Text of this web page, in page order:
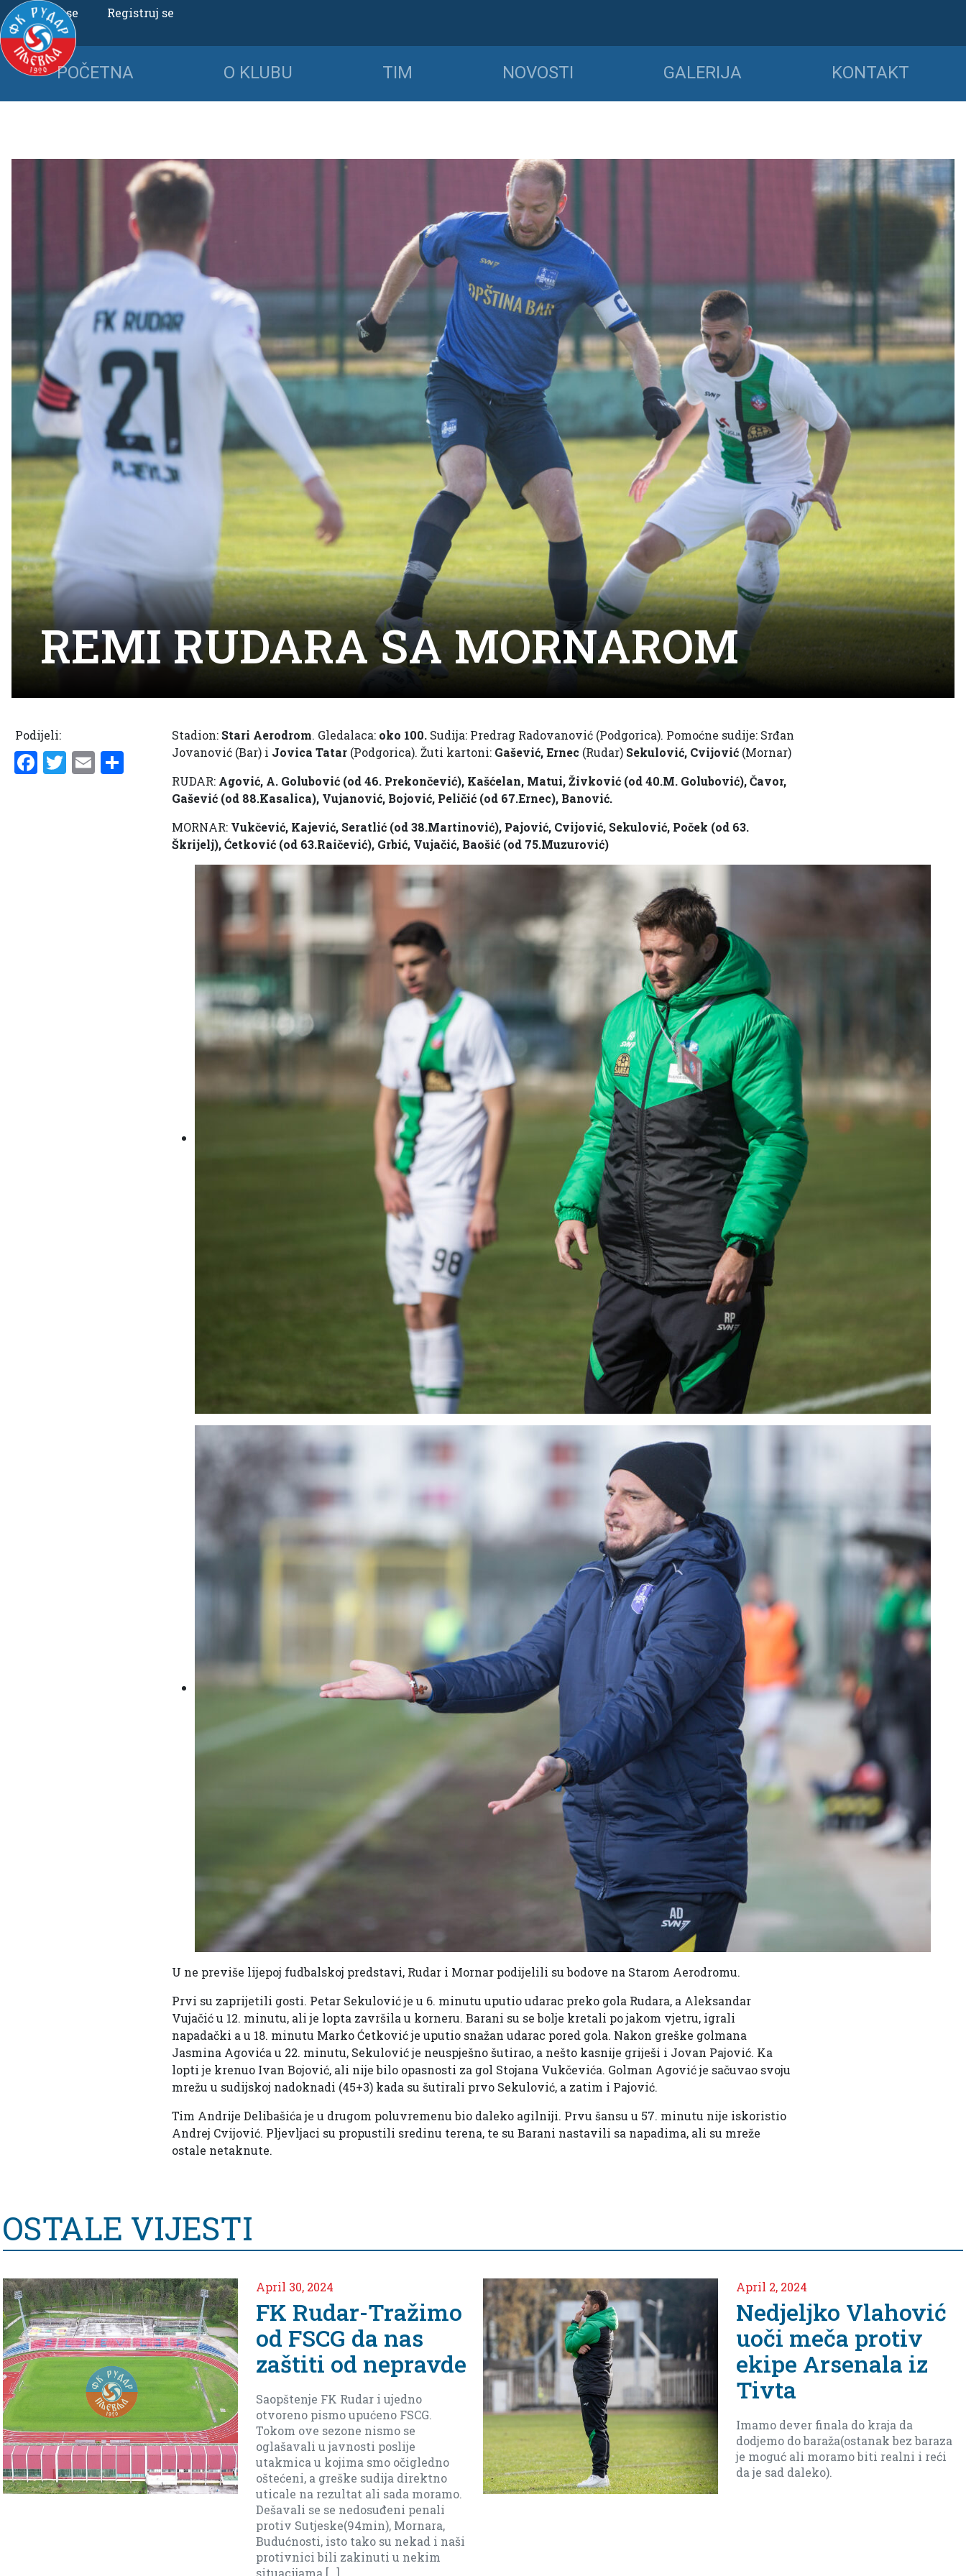
Uloguj se Registruj se
POČETNA O KLUBU TIM NOVOSTI GALERIJA KONTAKT
REMI RUDARA SA MORNAROM
Podijeli:
Facebook
Twitter
EmailShare
Stadion: Stari Aerodrom. Gledalaca: oko 100.Sudija: Predrag Radovanović (Podgorica). Pomoćne sudije: Srđan
Jovanović (Bar) i Jovica Tatar(Podgorica). Žuti kartoni: Gašević, Ernec (Rudar) Sekulović, Cvijović (Mornar)
RUDAR: Agović, A. Golubović (od 46. Prekončević), Kašćelan, Matui, Živković (od 40.M. Golubović), Čavor,
Gašević (od 88.Kasalica), Vujanović, Bojović, Peličić (od 67.Ernec), Banović.
MORNAR: Vukčević, Kajević, Seratlić (od 38.Martinović), Pajović, Cvijović, Sekulović, Poček (od 63.
Škrijelj), Ćetković (od 63.Raičević), Grbić, Vujačić, Baošić (od 75.Muzurović)
U ne previše lijepoj fudbalskoj predstavi, Rudar i Mornar podijelili su bodove na Starom Aerodromu.
Prvi su zaprijetili gosti. Petar Sekulović je u 6. minutu uputio udarac preko gola Rudara, a Aleksandar
Vujačić u 12. minutu, ali je lopta završila u korneru. Barani su se bolje kretali po jakom vjetru, igrali
napadački a u 18. minutu Marko Ćetković je uputio snažan udarac pored gola. Nakon greške golmana
Jasmina Agovića u 22. minutu, Sekulović je neuspješno šutirao, a nešto kasnije griješi i Jovan Pajović. Ka
lopti je krenuo Ivan Bojović, ali nije bilo opasnosti za gol Stojana Vukčevića. Golman Agović je sačuvao svoju
mrežu u sudijskoj nadoknadi (45+3) kada su šutirali prvo Sekulović, a zatim i Pajović.
Tim Andrije Delibašića je u drugom poluvremenu bio daleko agilniji. Prvu šansu u 57. minutu nije iskoristio
Andrej Cvijović. Pljevljaci su propustili sredinu terena, te su Barani nastavili sa napadima, ali su mreže
ostale netaknute.
OSTALE VIJESTI
April 2, 2024
Nedjeljko Vlahović
uoči meča protiv
ekipe Arsenala iz
Tivta
Imamo dever finala do kraja da
dodjemo do baraža(ostanak bez baraza
je moguć ali moramo biti realni i reći
da je sad daleko).
Mart 28, 2024
Čuvar naše mreže
Milisav
Vuksanović uoči
meča protiv ekipe
Sutjeske
Teško je igrati u Nikšiću ali smo se
mi spremili i fizički i taktički i
pokušaćemo da iznenadimo